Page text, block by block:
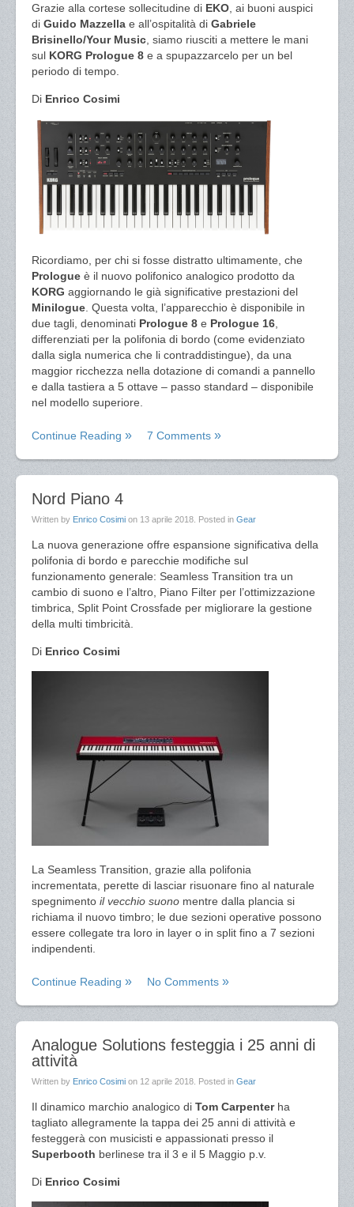
Grazie alla cortese sollecitudine di EKO , ai buoni auspici
di Guido Mazzella e all’ospitalità di Gabriele
Brisinello/Your Music , siamo riusciti a mettere le mani
sul KORG Prologue 8 e a spupazzarcelo per un bel
periodo di tempo.
Di Enrico Cosimi
Ricordiamo, per chi si fosse distratto ultimamente, che
Prologue è il nuovo polifonico analogico prodotto da
KORG aggiornando le già significative prestazioni del
Minilogue . Questa volta, l’apparecchio è disponibile in
due tagli, denominati Prologue 8 e Prologue 16
differenziati per la polifonia di bordo (come evidenziato
dalla sigla numerica che li contraddistingue), da una
maggior ricchezza nella dotazione di comandi a pannello
e dalla tastiera a 5 ottave – passo standard – disponibile
nel modello superiore.
Continue Reading 7 Comments
Nord Piano 4
Written by Enrico Cosimi on 13 aprile 2018 . Posted in Gear
La nuova generazione offre espansione significativa della
polifonia di bordo e parecchie modifiche sul
funzionamento generale: Seamless Transition tra un
cambio di suono e l’altro, Piano Filter per l’ottimizzazione
timbrica, Split Point Crossfade per migliorare la gestione
della multi timbricità.
Di Enrico Cosimi
La Seamless Transition, grazie alla polifonia
incrementata, perette di lasciar risuonare fino al naturale
spegnimento il vecchio suono mentre dalla plancia si
richiama il nuovo timbro; le due sezioni operative possono
essere collegate tra loro in layer o in split fino a 7 sezioni
indipendenti.
Continue Reading No Comments
Analogue Solutions festeggia i 25 anni di
attività
Written by Enrico Cosimi on 12 aprile 2018 . Posted in Gear
Il dinamico marchio analogico di Tom Carpenterha
tagliato allegramente la tappa dei 25 anni di attività e
festeggerà con musicisti e appassionati presso il
Superbooth berlinese tra il 3 e il 5 Maggio p.v.
Di Enrico Cosimi